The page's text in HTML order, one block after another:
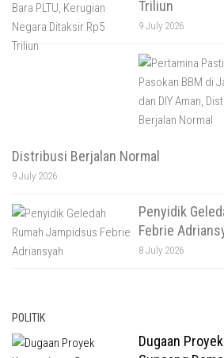
Triliun
9 July 2026
Distribusi Berjalan Normal
9 July 2026
Penyidik
Febrie
8 July 2026
POLITIK
Dugaan